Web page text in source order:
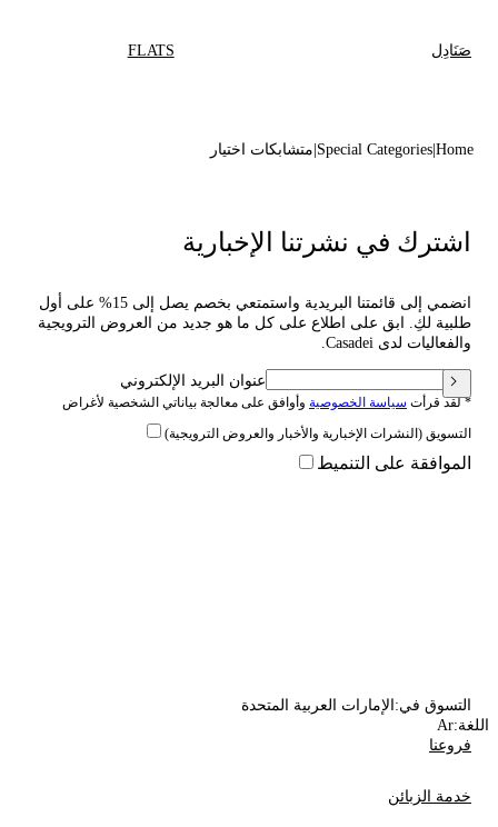
صَنَادِل FLATS
Home
Special Categories متشابكات اختيار
اشترك في نشرتنا الإخبارية
انضمي إلى قائمتنا البريدية واستمتعي بخصم يصل إلى 15% على أول
طلبية لكِ. ابق على اطلاع على كل ما هو جديد من العروض الترويجية
والفعاليات لدى Casadei.
عنوان البريد الإلكتروني
* لقد قرأت سياسة الخصوصية وأوافق على معالجة بياناتي الشخصية لأغراض
التسويق (النشرات الإخبارية والأخبار والعروض الترويجية)
الموافقة على التنميط
التسوق في:الإمارات العربية المتحدة
اللغة:Ar
فروعنا
خدمة الزبائن